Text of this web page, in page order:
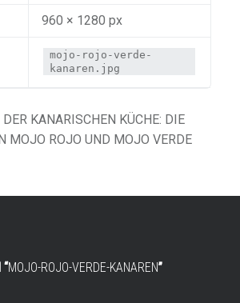
960 × 1280 px
mojo-rojo-verde-
kanaren.jpg
KANARISCHEN KÜCHE: DIE
MOJO ROJO UND MOJO VERDE
MOJO-ROJO-VERDE-KANAREN”